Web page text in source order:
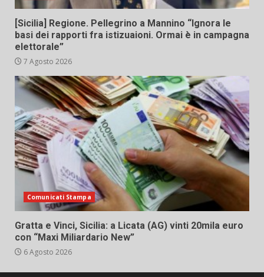
[Sicilia] Regione. Pellegrino a Mannino “Ignora le
basi dei rapporti fra istizuaioni. Ormai è in campagna
elettorale”
7 Agosto 2026
Comunicati Stampa
Gratta e Vinci, Sicilia: a Licata (AG) vinti 20mila euro
con “Maxi Miliardario New”
6 Agosto 2026